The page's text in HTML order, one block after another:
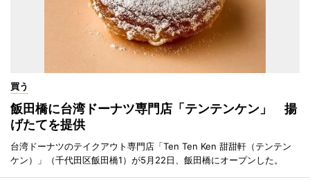
買う
飯田橋に台湾ドーナツ専門店「テンテンケン」 揚
げたてを提供
台湾ドーナツのテイクアウト専門店「Ten Ten Ken 甜甜軒（テンテン
ケン）」（千代田区飯田橋1）が5月22日、飯田橋にオープンした。